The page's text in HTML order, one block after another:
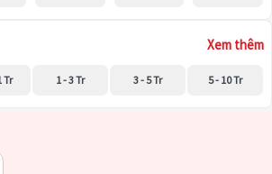
Xem thêm
Tr 1 - 3 Tr 3 - 5 Tr 5 - 10 Tr